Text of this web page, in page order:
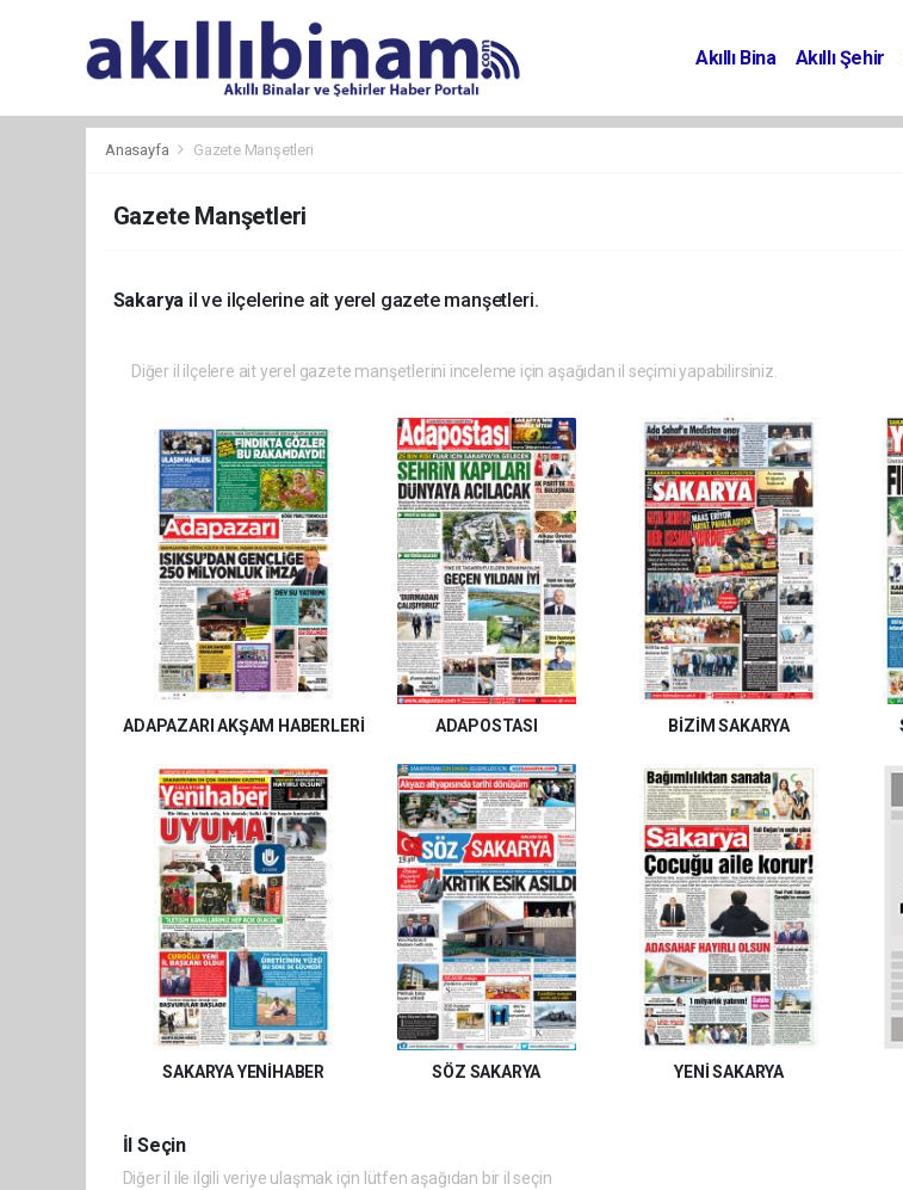
Akıllı Bina Akıllı Şehir
Anasayfa Gazete Manşetleri
Gazete Manşetleri
Sakarya il ve ilçelerine ait yerel gazete manşetleri.
Diğer il ilçelere ait yerel gazete manşetlerini inceleme için aşağıdan il seçimi yapabilirsiniz.
ADAPAZARI AKŞAM HABERLERİ ADAPOSTASI BİZİM SAKARYA
SAKARYA YENİHABER SÖZ SAKARYA YENİ SAKARYA
İl Seçin
Diğer il ile ilgili veriye ulaşmak için lütfen aşağıdan bir il seçin